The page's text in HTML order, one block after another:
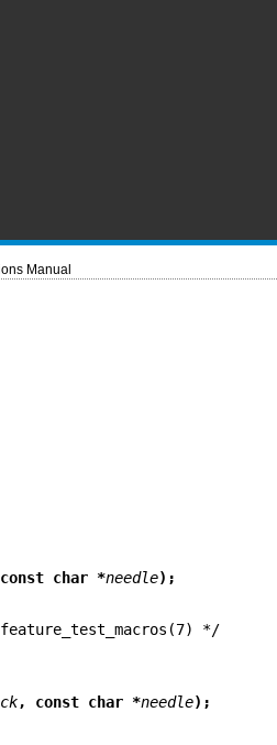
Manual
char *needle);
         /* см. feature_test_macros(7) */
, const char *needle);